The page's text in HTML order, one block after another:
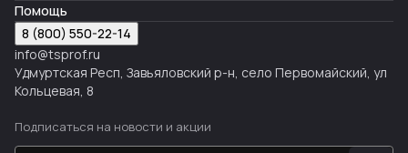
Помощь
8 (800) 550-22-14
info@tsprof.ru
Удмуртская Респ, Завьяловский р-н, село Первомайский, ул
Кольцевая, 8
Подписаться на новости и акции